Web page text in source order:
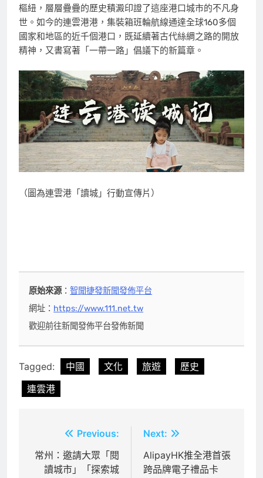
樞紐，層層疊疊的歷史積澱印證了這座港口城市的不凡身
世。如今的連雲港港，集裝箱班輪航線通達全球160多個
國家和地區的近千個港口，既延續著古代絲綢之路的開放
精神，又書寫著「一帶一路」倡議下的新篇章。
（圖為連雲港「讀城」行動宣傳片）
原始來源：智聞捷發新聞發佈平台
網址： https://www.111.net.tw
歡迎前往新聞發佈平台發佈新聞
Tagged: 中國 文化 旅遊
歷史
連雲港
章
Previous:
常州：邀請大眾「閱
讀城市」「探索城
Next:
AlipayHK推全港首張
跨品牌電子禮品卡